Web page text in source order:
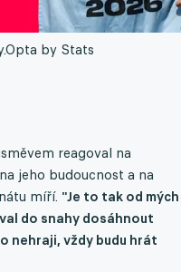
Opta by Stats
reagoval na
jeho budoucnost a na
míří. "Je to tak od mých
do snahy dosáhnout
nehraji, vždy budu hrát